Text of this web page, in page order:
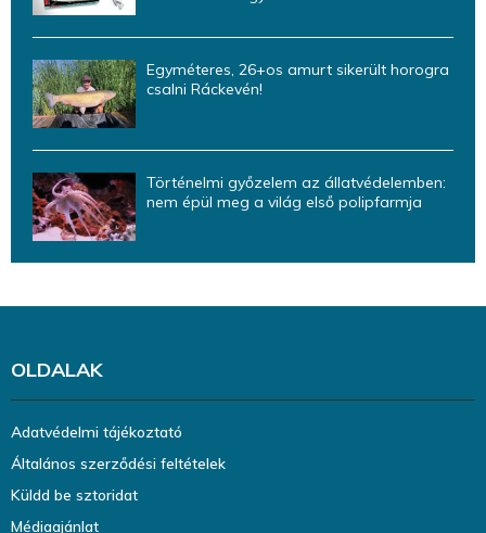
Egyméteres, 26+os amurt sikerült horogra
csalni Ráckevén!
Történelmi győzelem az állatvédelemben:
nem épül meg a világ első polipfarmja
OLDALAK
Adatvédelmi tájékoztató
Általános szerződési feltételek
Küldd be sztoridat
Médiaajánlat